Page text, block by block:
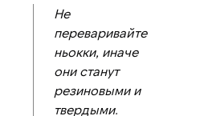
Не
переваривайте
ньокки, иначе
они станут
резиновыми и
твердыми.